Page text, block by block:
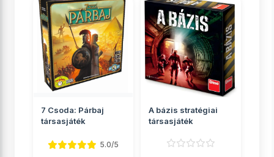
7 Csoda: Párbaj
társasjáték
5.0/5
A bázis stratégiai
társasjáték